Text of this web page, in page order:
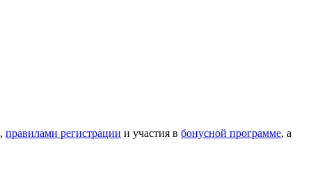
, правилами регистрации и участия в бонусной программе, а